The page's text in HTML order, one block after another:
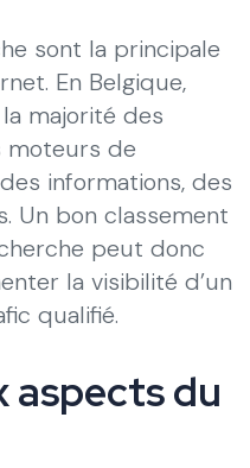
sont la principale
En Belgique,
majorité des
moteurs de
informations, des
Un bon classement
peut donc
la visibilité d’un
qualifié.
aspects du